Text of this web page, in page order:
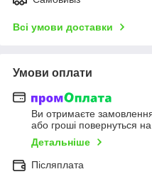
Всі умови доставки
Умови оплати
Ви отримаєте
або гроші повернуться
Детальніше
Післяплата